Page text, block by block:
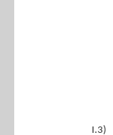
I.3)